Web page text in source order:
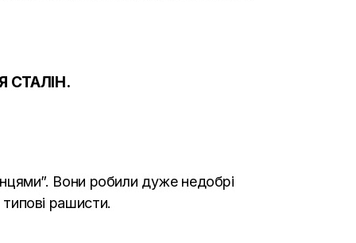
СТАЛІН.
Вони робили дуже недобрі
рашисти.